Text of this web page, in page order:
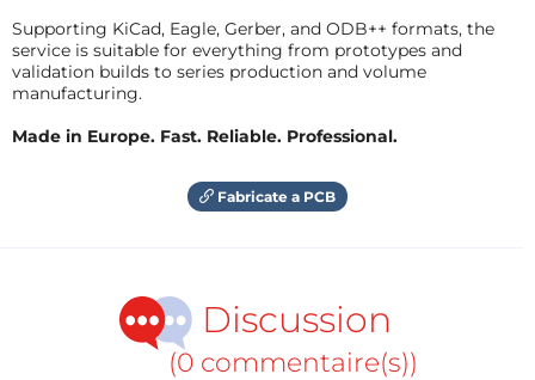
Supporting KiCad, Eagle, Gerber, and ODB++ formats, the
service is suitable for everything from prototypes and
validation builds to series production and volume
manufacturing.
Made in Europe. Fast. Reliable. Professional.
Fabricate a PCB
Discussion
(0 commentaire(s))